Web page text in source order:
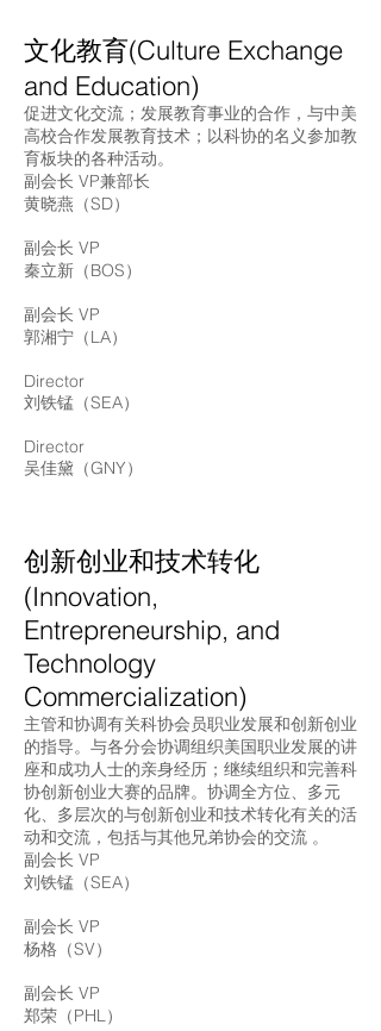
文化教育(Culture Exchange
and Education)
促进文化交流；发展教育事业的合作，与中美
高校合作发展教育技术；以科协的名义参加教
育板块的各种活动。
副会长 VP兼部长
黄晓燕（SD）
副会长 VP
秦立新（BOS）
副会长 VP
郭湘宁（LA）
Director
刘铁锰（SEA）
Director
吴佳黛（GNY）
创新创业和技术转化
(Innovation,
Entrepreneurship, and
Technology
Commercialization)
主管和协调有关科协会员职业发展和创新创业
的指导。与各分会协调组织美国职业发展的讲
座和成功人士的亲身经历；继续组织和完善科
协创新创业大赛的品牌。协调全方位、多元
化、多层次的与创新创业和技术转化有关的活
动和交流，包括与其他兄弟协会的交流 。
副会长 VP
刘铁锰（SEA）
副会长 VP
杨格（SV）
副会长 VP
郑荣（PHL）